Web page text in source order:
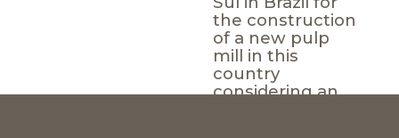
the construction
of a new pulp
mill in this
country
considering an